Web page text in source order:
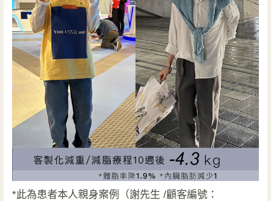
*此為患者本人親身案例（謝先生 /顧客編號：